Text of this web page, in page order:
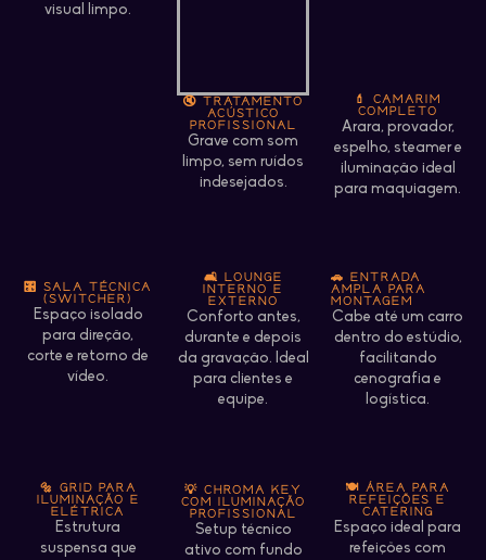
visual limpo.
🔇 TRATAMENTO
ACÚSTICO
PROFISSIONAL
Grave com som
limpo, sem ruídos
indesejados.
💄 CAMARIM
COMPLETO
Arara, provador,
espelho, steamer e
iluminação ideal
para maquiagem.
🎛 SALA TÉCNICA
(SWITCHER)​
Espaço isolado
para direção,
corte e retorno de
vídeo.
🛋 LOUNGE
INTERNO E
EXTERNO
Conforto antes,
durante e depois
da gravação. Ideal
para clientes e
equipe.
🚗 ENTRADA
AMPLA PARA
MONTAGEM
Cabe até um carro
dentro do estúdio,
facilitando
cenografia e
logística.
🔩 GRID PARA
ILUMINAÇÃO E
ELÉTRICA
Estrutura
suspensa que
💡 CHROMA KEY
COM ILUMINAÇÃO
PROFISSIONAL
Setup técnico
ativo com fundo
🍽 ÁREA PARA
REFEIÇÕES E
CATERING
Espaço ideal para
refeições com